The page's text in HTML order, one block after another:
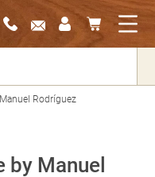
Rodríguez
by Manuel